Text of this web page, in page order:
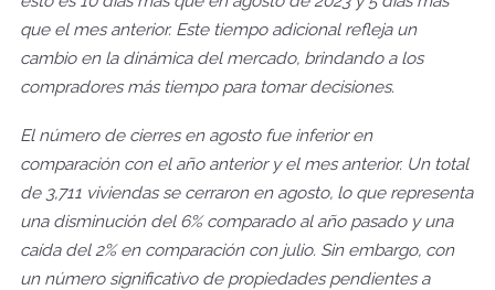
que el mes anterior. Este tiempo adicional refleja un
cambio en la dinámica del mercado, brindando a los
compradores más tiempo para tomar decisiones.
El número de cierres en agosto fue inferior en
comparación con el año anterior y el mes anterior. Un total
de 3,711 viviendas se cerraron en agosto, lo que representa
una disminución del 6% comparado al año pasado y una
caída del 2% en comparación con julio. Sin embargo, con
un número significativo de propiedades pendientes a